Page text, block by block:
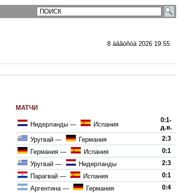
8 àâãóñòà 2026 19:55
МАТЧИ
Нидерланды — Испания
0:1-
д.в.
Уругвай — Германия
2:3
Германия — Испания
0:1
Уругвай — Нидерланды
2:3
Парагвай — Испания
0:1
Аргентина— Германия 0:4